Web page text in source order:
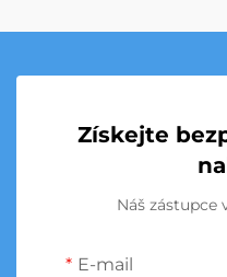
Získejte
Náš zástupce
E-mail